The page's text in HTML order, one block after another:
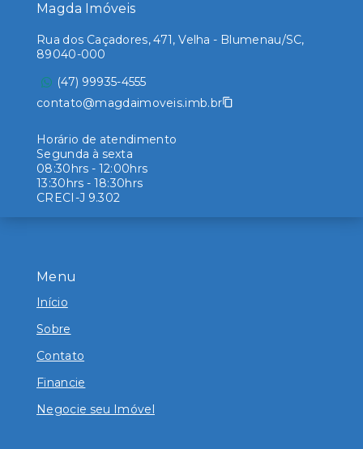
Menu
Início
Sobre
Contato
Financie
Negocie seu Imóvel
Magda Imóveis
Rua dos Caçadores, 471, Velha - Blumenau/SC,
89040-000
(47) 99935-4555
contato@magdaimoveis.imb.br
Horário de atendimento
Segunda à sexta
08:30hrs - 12:00hrs
13:30hrs - 18:30hrs
CRECI-J 9.302